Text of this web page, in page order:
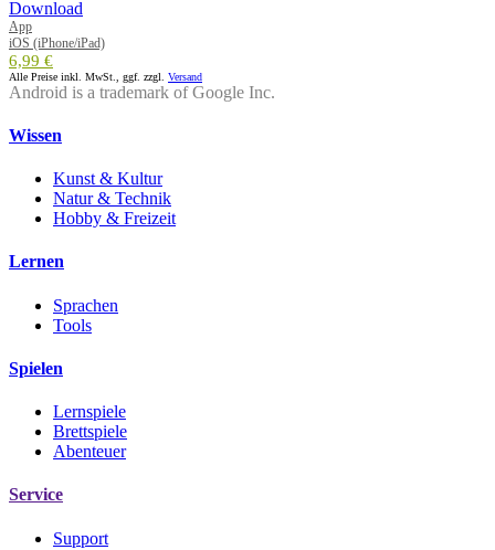
App
iOS (iPhone/iPad)
6,99 €
Alle Preise inkl. MwSt., ggf. zzgl. Versand
Android is a trademark of Google Inc.
Wissen
Kunst & Kultur
Natur & Technik
Hobby & Freizeit
Lernen
Sprachen
Tools
Spielen
Lernspiele
Brettspiele
Abenteuer
Service
Support